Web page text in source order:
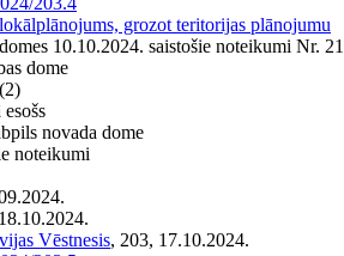
grozot teritorijas plānojumu
10.10.2024. saistošie noteikumi Nr. 21
dome
(2)
esošs
novada dome
noteikumi
18.10.2024.
Vēstnesis, 203, 17.10.2024.